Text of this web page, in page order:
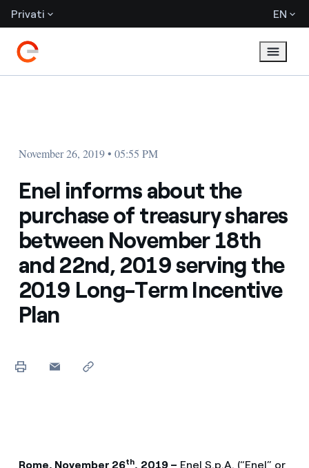
Privati EN
November 26, 2019 • 05:55 PM
Enel informs about the
purchase of treasury shares
between November 18th
and 22nd, 2019 serving the
2019 Long-Term Incentive
Plan
Rome, November 26th, 2019 – Enel S.p.A. (“Enel” or